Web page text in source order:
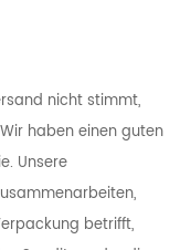
nicht stimmt,
haben einen guten
Unsere
betrifft,